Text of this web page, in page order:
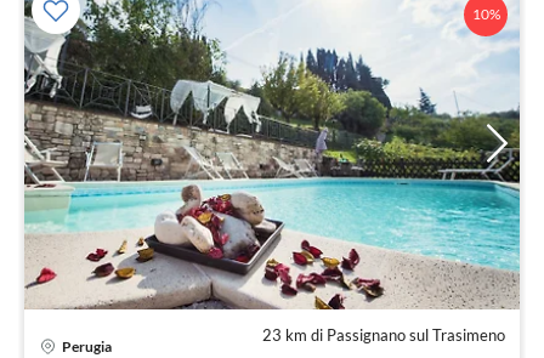
10%
23 km di Passignano sul Trasimeno
Perugia